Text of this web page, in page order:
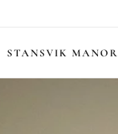
STANSVIK MANOR